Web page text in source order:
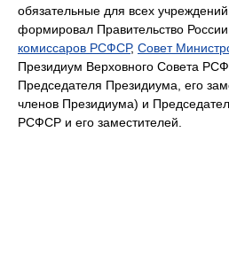
обязательные для всех
формировал Правительство
комиссаров РСФСР, Совет
Президиум Верховного Совета
Председателя Президиума, его
членов Президиума) и
РСФСР и его заместителей.